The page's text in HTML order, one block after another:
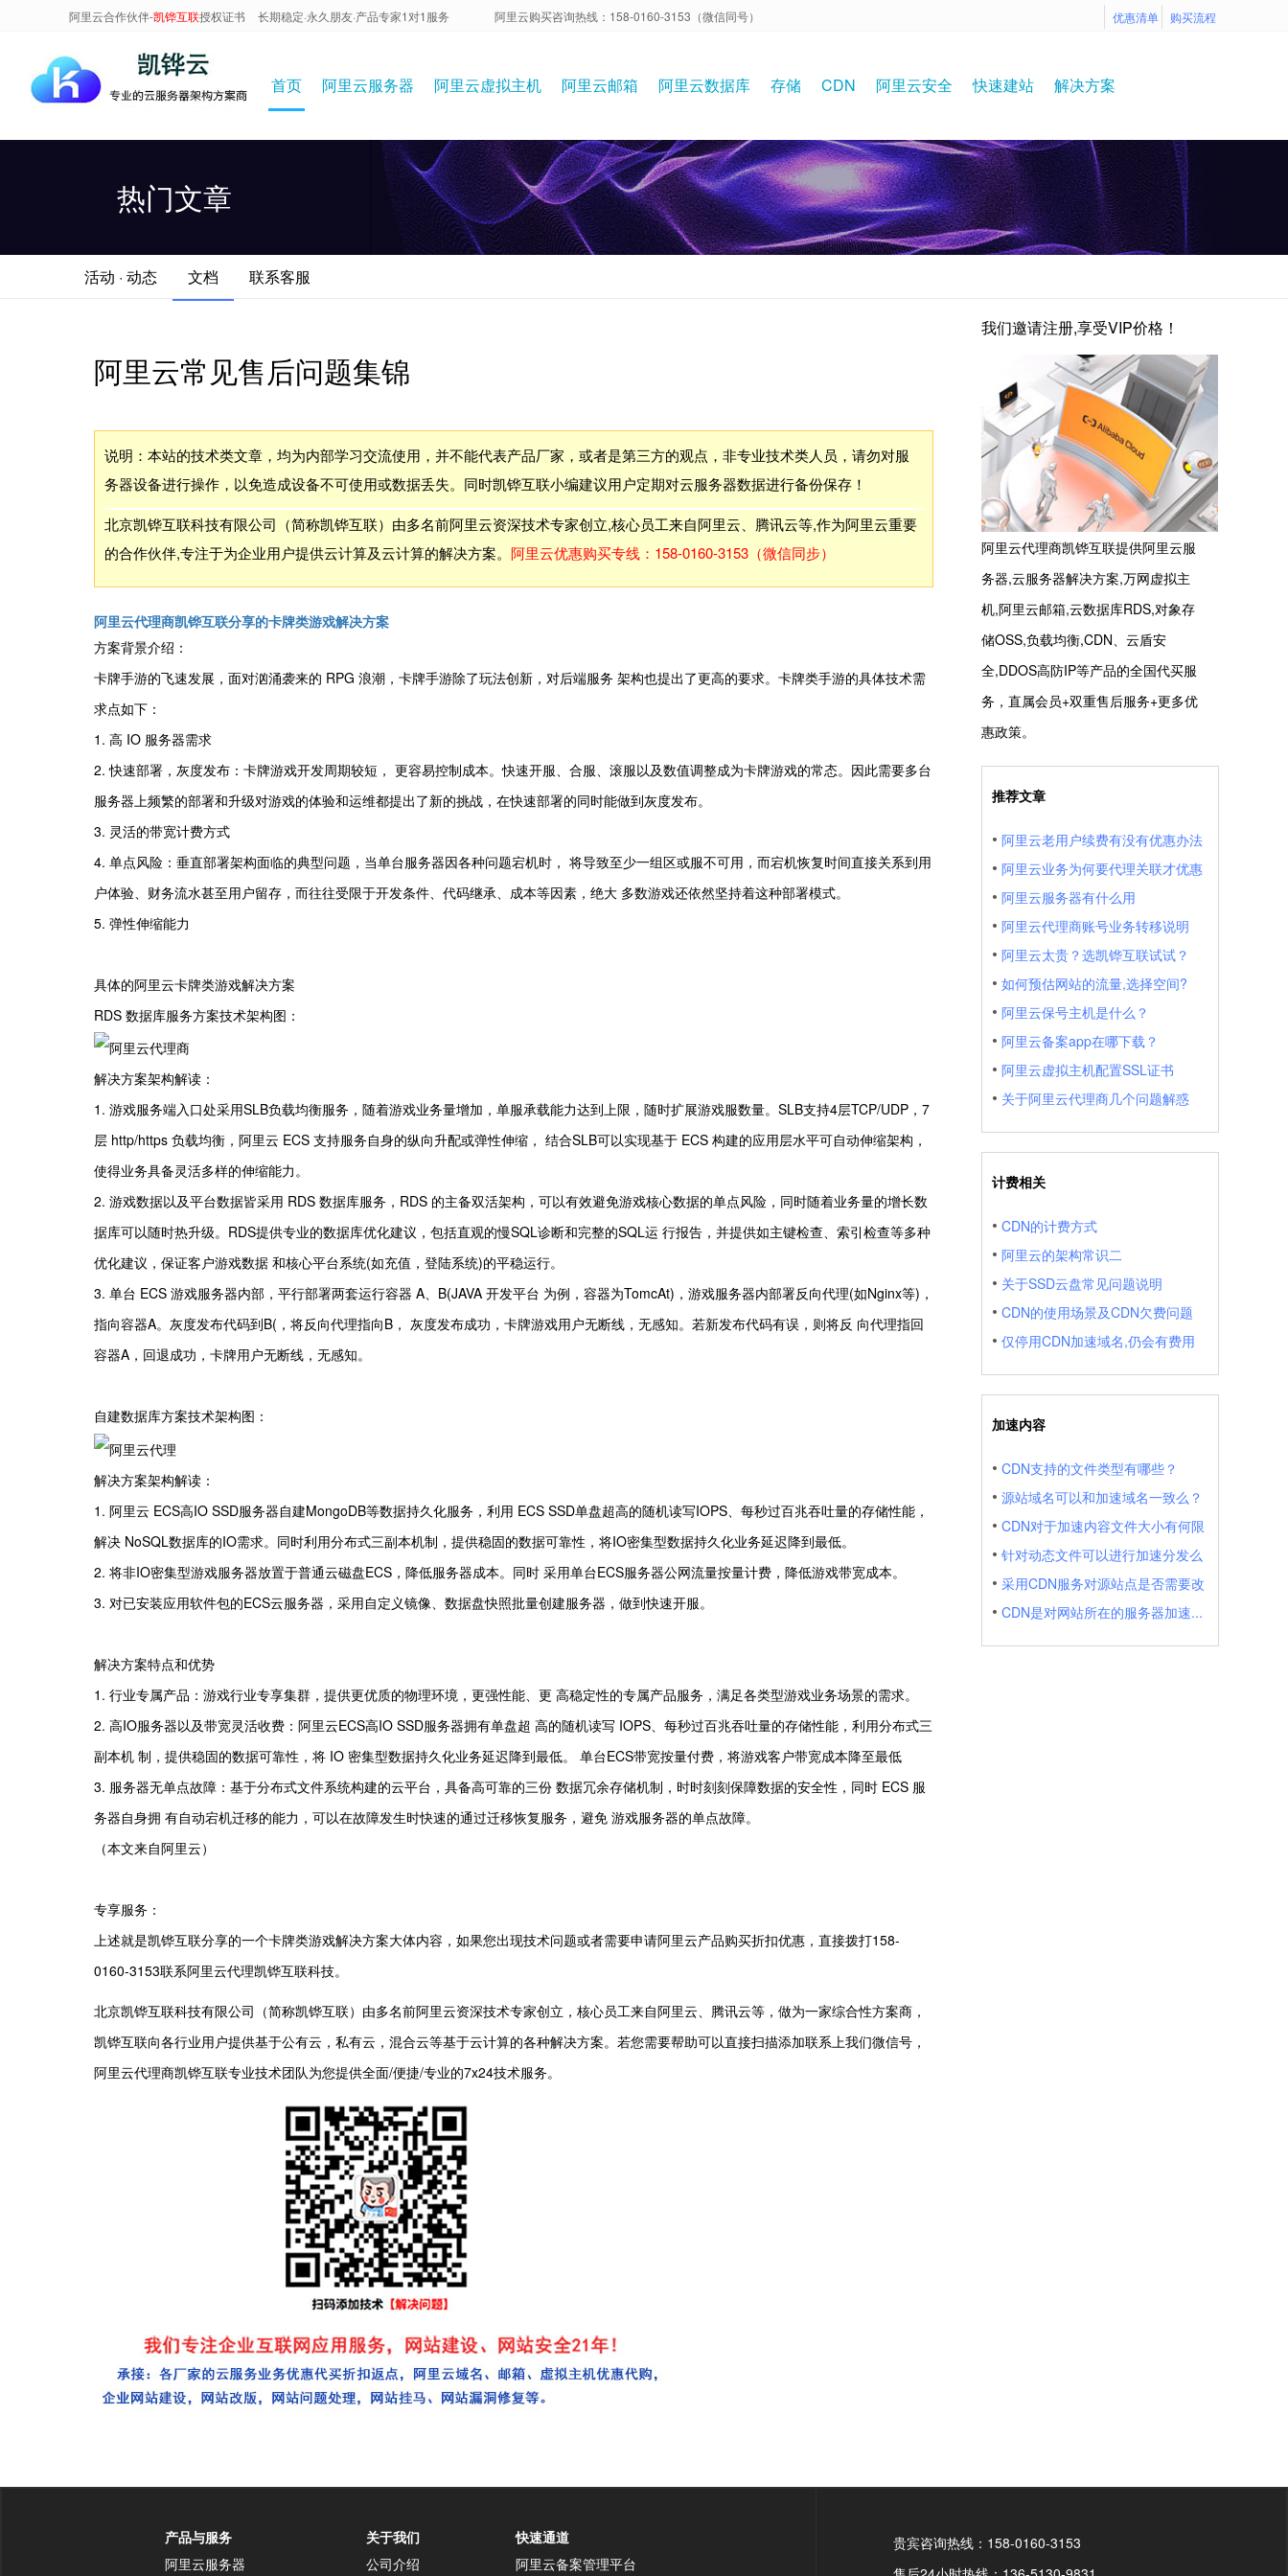
阿里云合作伙伴-凯铧互联授权证书 长期稳定·永久朋友·产品专家1对1服务 阿里云购买咨询热线：158-0160-3153（微信同号） 购买流程
优惠清单
首页 阿里云服务器 阿里云虚拟主机 阿里云邮箱 阿里云数据库 存储 CDN 阿里云安全 快速建站 解决方案
热门文章
活动 · 动态 文档 联系客服
阿里云常见售后问题集锦
说明：本站的技术类文章，均为内部学习交流使用，并不能代表产品厂家，或者是第三方的观点，非专业技术类人员，请勿对服
务器设备进行操作，以免造成设备不可使用或数据丢失。同时凯铧互联小编建议用户定期对云服务器数据进行备份保存！
北京凯铧互联科技有限公司（简称凯铧互联）由多名前阿里云资深技术专家创立,核心员工来自阿里云、腾讯云等,作为阿里云重要
的合作伙伴,专注于为企业用户提供云计算及云计算的解决方案。 阿里云优惠购买专线：158-0160-3153（微信同步）
阿里云代理商凯铧互联分享的卡牌类游戏解决方案
方案背景介绍：
卡牌手游的飞速发展，面对汹涌袭来的 RPG 浪潮，卡牌手游除了玩法创新，对后端服务 架构也提出了更高的要求。卡牌类手游的具体技术需
求点如下：
1. 高 IO 服务器需求
2. 快速部署，灰度发布：卡牌游戏开发周期较短， 更容易控制成本。快速开服、合服、滚服以及数值调整成为卡牌游戏的常态。因此需要多台
服务器上频繁的部署和升级对游戏的体验和运维都提出了新的挑战，在快速部署的同时能做到灰度发布。
3. 灵活的带宽计费方式
4. 单点风险：垂直部署架构面临的典型问题，当单台服务器因各种问题宕机时， 将导致至少一组区或服不可用，而宕机恢复时间直接关系到用
户体验、财务流水甚至用户留存，而往往受限于开发条件、代码继承、成本等因素，绝大 多数游戏还依然坚持着这种部署模式。
5. 弹性伸缩能力
具体的阿里云卡牌类游戏解决方案
RDS 数据库服务方案技术架构图：
解决方案架构解读：
1. 游戏服务端入口处采用SLB负载均衡服务，随着游戏业务量增加，单服承载能力达到上限，随时扩展游戏服数量。SLB支持4层TCP/UDP，7
层 http/https 负载均衡，阿里云 ECS 支持服务自身的纵向升配或弹性伸缩， 结合SLB可以实现基于 ECS 构建的应用层水平可自动伸缩架构，
使得业务具备灵活多样的伸缩能力。
2. 游戏数据以及平台数据皆采用 RDS 数据库服务，RDS 的主备双活架构，可以有效避免游戏核心数据的单点风险，同时随着业务量的增长数
据库可以随时热升级。RDS提供专业的数据库优化建议，包括直观的慢SQL诊断和完整的SQL运 行报告，并提供如主键检查、索引检查等多种
优化建议，保证客户游戏数据 和核心平台系统(如充值，登陆系统)的平稳运行。
3. 单台 ECS 游戏服务器内部，平行部署两套运行容器 A、B(JAVA 开发平台 为例，容器为TomcAt)，游戏服务器内部署反向代理(如Nginx等)，
指向容器A。灰度发布代码到B(，将反向代理指向B， 灰度发布成功，卡牌游戏用户无断线，无感知。若新发布代码有误，则将反 向代理指回
容器A，回退成功，卡牌用户无断线，无感知。
自建数据库方案技术架构图：
解决方案架构解读：
1. 阿里云 ECS高IO SSD服务器自建MongoDB等数据持久化服务，利用 ECS SSD单盘超高的随机读写IOPS、每秒过百兆吞吐量的存储性能，
解决 NoSQL数据库的IO需求。同时利用分布式三副本机制，提供稳固的数据可靠性，将IO密集型数据持久化业务延迟降到最低。
2. 将非IO密集型游戏服务器放置于普通云磁盘ECS，降低服务器成本。同时 采用单台ECS服务器公网流量按量计费，降低游戏带宽成本。
3. 对已安装应用软件包的ECS云服务器，采用自定义镜像、数据盘快照批量创建服务器，做到快速开服。
解决方案特点和优势
1. 行业专属产品：游戏行业专享集群，提供更优质的物理环境，更强性能、更 高稳定性的专属产品服务，满足各类型游戏业务场景的需求。
2. 高IO服务器以及带宽灵活收费：阿里云ECS高IO SSD服务器拥有单盘超 高的随机读写 IOPS、每秒过百兆吞吐量的存储性能，利用分布式三
副本机 制，提供稳固的数据可靠性，将 IO 密集型数据持久化业务延迟降到最低。 单台ECS带宽按量付费，将游戏客户带宽成本降至最低
3. 服务器无单点故障：基于分布式文件系统构建的云平台，具备高可靠的三份 数据冗余存储机制，时时刻刻保障数据的安全性，同时 ECS 服
务器自身拥 有自动宕机迁移的能力，可以在故障发生时快速的通过迁移恢复服务，避免 游戏服务器的单点故障。
（本文来自阿里云）
专享服务：
上述就是凯铧互联分享的一个卡牌类游戏解决方案大体内容，如果您出现技术问题或者需要申请阿里云产品购买折扣优惠，直接拨打158-
0160-3153联系阿里云代理凯铧互联科技。
北京凯铧互联科技有限公司（简称凯铧互联）由多名前阿里云资深技术专家创立，核心员工来自阿里云、腾讯云等，做为一家综合性方案商，
凯铧互联向各行业用户提供基于公有云，私有云，混合云等基于云计算的各种解决方案。若您需要帮助可以直接扫描添加联系上我们微信号，
阿里云代理商凯铧互联专业技术团队为您提供全面/便捷/专业的7x24技术服务。
我们邀请注册,享受VIP价格！
阿里云代理商凯铧互联提供阿里云服
务器,云服务器解决方案,万网虚拟主
机,阿里云邮箱,云数据库RDS,对象存
储OSS,负载均衡,CDN、云盾安
全,DDOS高防IP等产品的全国代买服
务，直属会员+双重售后服务+更多优
惠政策。
推荐文章
阿里云老用户续费有没有优惠办法
阿里云业务为何要代理关联才优惠
阿里云服务器有什么用
阿里云代理商账号业务转移说明
阿里云太贵？选凯铧互联试试？
如何预估网站的流量,选择空间?
阿里云保号主机是什么？
阿里云备案app在哪下载？
阿里云虚拟主机配置SSL证书
关于阿里云代理商几个问题解惑
计费相关
CDN的计费方式
阿里云的架构常识二
关于SSD云盘常见问题说明
CDN的使用场景及CDN欠费问题
仅停用CDN加速域名,仍会有费用
加速内容
CDN支持的文件类型有哪些？
源站域名可以和加速域名一致么？
CDN对于加速内容文件大小有何限
针对动态文件可以进行加速分发么
采用CDN服务对源站点是否需要改
CDN是对网站所在的服务器加速...
产品与服务
阿里云服务器
关于我们
公司介绍
快速通道
阿里云备案管理平台
贵宾咨询热线：158-0160-3153